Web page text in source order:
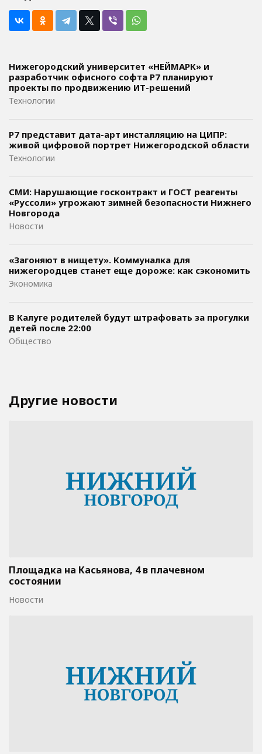
Нижегородский университет «НЕЙМАРК» и
разработчик офисного софта P7 планируют
проекты по продвижению ИТ-решений
Технологии
Р7 представит дата-арт инсталляцию на ЦИПР:
живой цифровой портрет Нижегородской области
Технологии
СМИ: Нарушающие госконтракт и ГОСТ реагенты
«Руссоли» угрожают зимней безопасности Нижнего
Новгорода
Новости
«Загоняют в нищету». Коммуналка для
нижегородцев станет еще дороже: как сэкономить
Экономика
В Калуге родителей будут штрафовать за прогулки
детей после 22:00
Общество
Другие новости
Площадка на Касьянова, 4 в плачевном
состоянии
Новости